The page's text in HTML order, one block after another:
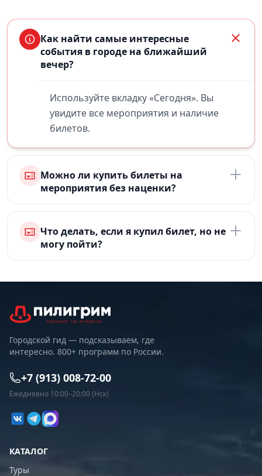
Как найти самые интересные
события в городе на ближайший
вечер?
Используйте вкладку «Сегодня». Вы
увидите все мероприятия и наличие
билетов.
Можно ли купить билеты на
мероприятия без наценки?
Что делать, если я купил билет, но не
могу пойти?
Городской гид — подсказываем, где
интересно. 800+ программ по России.
+7 (913) 008-72-00
Ежедневно 10:00–20:00 (Нск)
КАТАЛОГ
Туры